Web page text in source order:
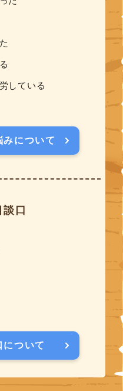
している
みについて
口
について